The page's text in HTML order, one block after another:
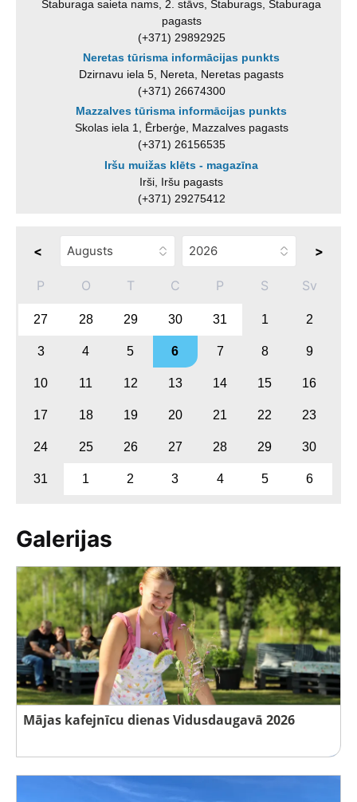
Staburaga saieta nams, 2. stāvs, Staburags, Staburaga
pagasts
(+371) 29892925
Neretas tūrisma informācijas punkts
Dzirnavu iela 5, Nereta, Neretas pagasts
(+371) 26674300
Mazzalves tūrisma informācijas punkts
Skolas iela 1, Ērberģe, Mazzalves pagasts
(+371) 26156535
Iršu muižas klēts - magazīna
Irši, Iršu pagasts
(+371) 29275412
< >
P O T C P S Sv
27 28 29 30 31 1 2
3 4 5 6 7 8 9
10 11 12 13 14 15 16
17 18 19 20 21 22 23
24 25 26 27 28 29 30
31 1 2 3 4 5 6
Galerijas
Mājas kafejnīcu dienas Vidusdaugavā 2026